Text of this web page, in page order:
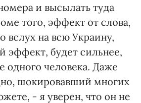
и высылать туда
того, эффект от слова,
вслух на всю Украину,
эффект, будет сильнее,
одного человека. Даже
шокировавший многих
- я уверен, что он не